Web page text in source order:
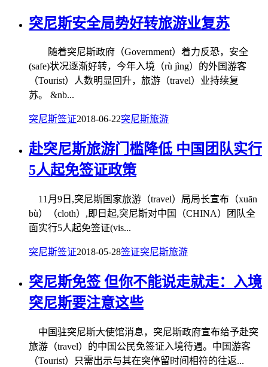
突尼斯安全局势好转旅游业复苏
随着突尼斯政府（Government）着力反恐，安全
(safe)状况逐渐好转，今年入境（rù jìng）的外国游客
（Tourist）人数明显回升，旅游（travel）业持续复
苏。 &nb...
突尼斯签证2018-06-22突尼斯旅游
赴突尼斯旅游门槛降低 中国团队实行
5人起免签证政策
11月9日,突尼斯国家旅游（travel）局局长宣布（xuān
bù）（cloth）,即日起,突尼斯对中国（CHINA）团队全
面实行5人起免签证(vis...
突尼斯签证2018-05-28签证突尼斯旅游
突尼斯免签 但你不能说走就走：入境
突尼斯要注意这些
中国驻突尼斯大使馆消息，突尼斯政府宣布给予赴突
旅游（travel）的中国公民免签证入境待遇。中国游客
（Tourist）只需出示与其在突停留时间相符的往返...